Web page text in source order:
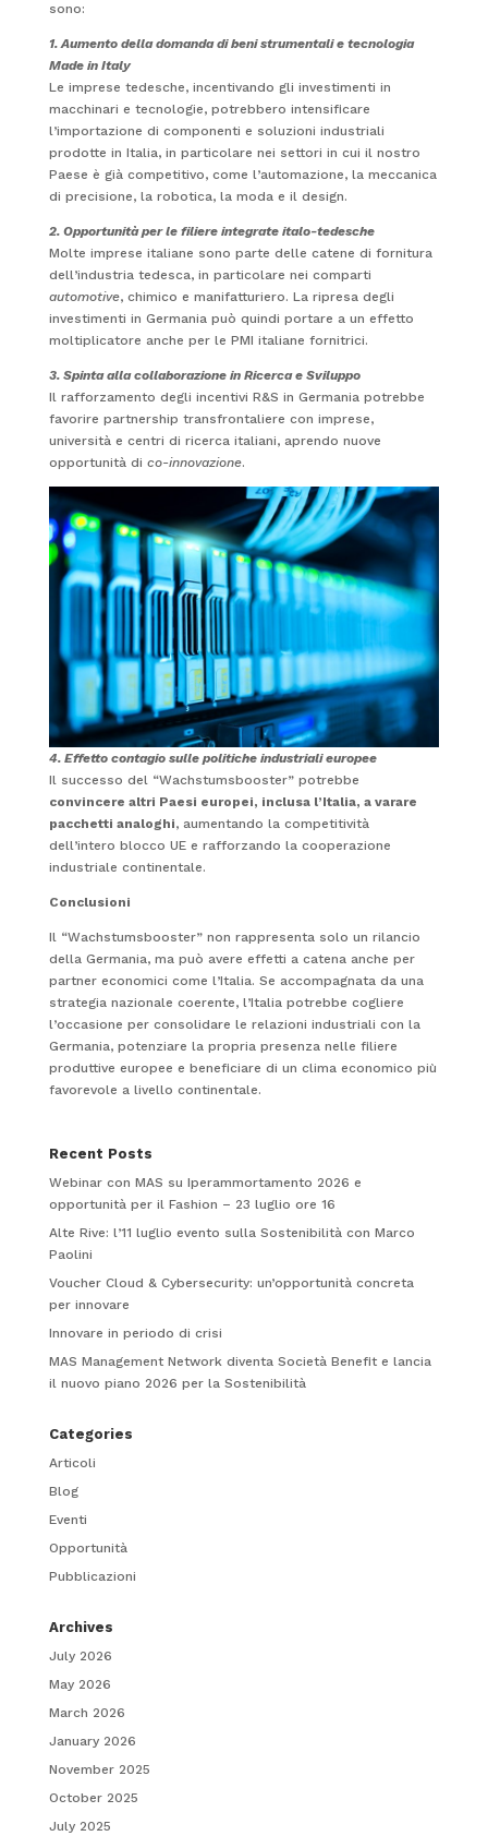
sono:
1. Aumento della domanda di beni strumentali e tecnologia
Made in Italy
Le imprese tedesche, incentivando gli investimenti in
macchinari e tecnologie, potrebbero intensificare
l’importazione di componenti e soluzioni industriali
prodotte in Italia, in particolare nei settori in cui il nostro
Paese è già competitivo, come l’automazione, la meccanica
di precisione, la robotica, la moda e il design.
2. Opportunità per le filiere integrate italo-tedesche
Molte imprese italiane sono parte delle catene di fornitura
dell’industria tedesca, in particolare nei comparti
automotive, chimico e manifatturiero. La ripresa degli
investimenti in Germania può quindi portare a un effetto
moltiplicatore anche per le PMI italiane fornitrici.
3. Spinta alla collaborazione in Ricerca e Sviluppo
Il rafforzamento degli incentivi R&S in Germania potrebbe
favorire partnership transfrontaliere con imprese,
università e centri di ricerca italiani, aprendo nuove
opportunità di co-innovazione.
4. Effetto contagio sulle politiche industriali europee
Il successo del “Wachstumsbooster” potrebbe
convincere altri Paesi europei, inclusa l’Italia, a varare
pacchetti analoghi, aumentando la competitività
dell’intero blocco UE e rafforzando la cooperazione
industriale continentale.
Conclusioni
Il “Wachstumsbooster” non rappresenta solo un rilancio
della Germania, ma può avere effetti a catena anche per
partner economici come l’Italia. Se accompagnata da una
strategia nazionale coerente, l’Italia potrebbe cogliere
l’occasione per consolidare le relazioni industriali con la
Germania, potenziare la propria presenza nelle filiere
produttive europee e beneficiare di un clima economico più
favorevole a livello continentale.
Recent Posts
Webinar con MAS su Iperammortamento 2026 e
opportunità per il Fashion – 23 luglio ore 16
Alte Rive: l’11 luglio evento sulla Sostenibilità con Marco
Paolini
Voucher Cloud & Cybersecurity: un’opportunità concreta
per innovare
Innovare in periodo di crisi
MAS Management Network diventa Società Benefit e lancia
il nuovo piano 2026 per la Sostenibilità
Categories
Articoli
Blog
Eventi
Opportunità
Pubblicazioni
Archives
July 2026
May 2026
March 2026
January 2026
November 2025
October 2025
July 2025